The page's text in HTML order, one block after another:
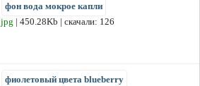
фон вода мокрое капли
jpg | 450.28Kb | скачали: 126
фиолетовый цвета blueberry